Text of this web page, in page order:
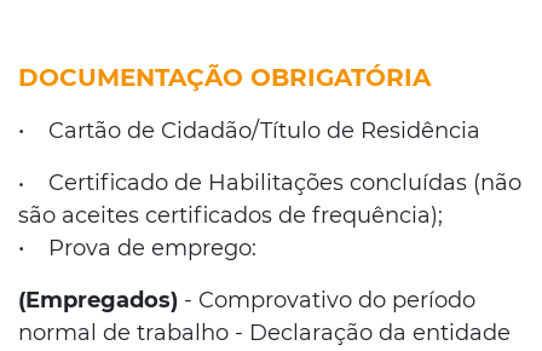
DOCUMENTAÇÃO OBRIGATÓRIA
• Cartão de Cidadão/Título de Residência
• Certificado de Habilitações concluídas (não
são aceites certificados de frequência);
• Prova de emprego:
(Empregados) - Comprovativo do período
normal de trabalho - Declaração da entidade